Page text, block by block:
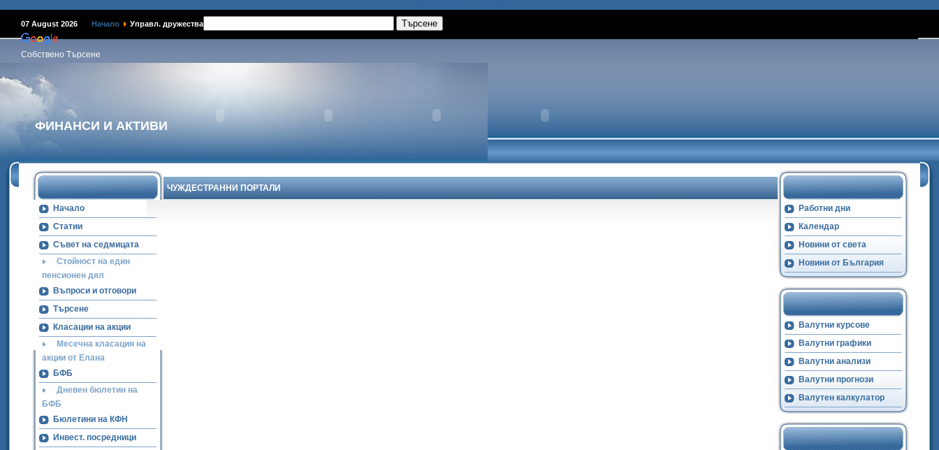
07 August 2026 Начало Управл. дружества
Собствено Търсене
ФИНАНСИ И АКТИВИ
Начало
Статии
Съвет на седмицата
Стойност на един
пенсионен дял
Въпроси и отговори
Търсене
Класации на акции
Месечна класация на
акции от Елана
БФБ
Дневен бюлетин на
БФБ
Бюлетини на КФН
Инвест. посредници
Работни дни
Календар
Новини от света
Новини от България
Валутни курсове
Валутни графики
Валутни анализи
Валутни прогнози
Валутен калкулатор
ЧУЖДЕСТРАННИ ПОРТАЛИ